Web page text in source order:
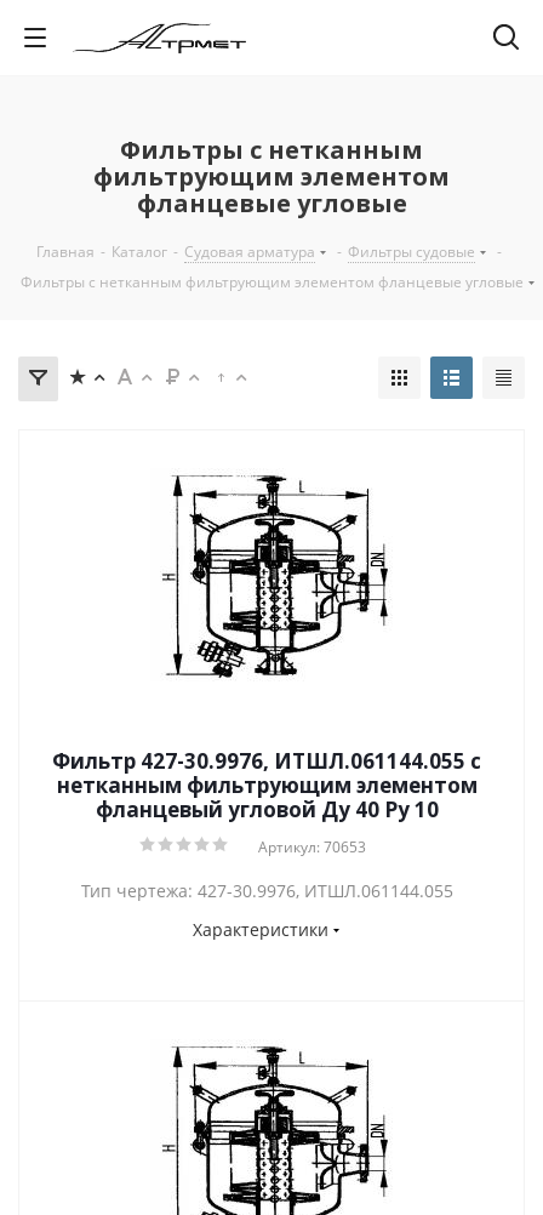
Фильтры с нетканным
фильтрующим элементом
фланцевые угловые
Главная - Каталог - Судовая арматура - Фильтры судовые
-
Фильтры с нетканным фильтрующим элементом фланцевые угловые
Фильтр 427-30.9976, ИТШЛ.061144.055 с
нетканным фильтрующим элементом
фланцевый угловой Ду 40 Py 10
Артикул: 70653
Тип чертежа: 427-30.9976, ИТШЛ.061144.055
Характеристики